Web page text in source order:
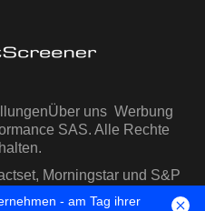
Über uns Werbung
SAS. Alle Rechte
Morningstar und S&P
gestellt
- am Tag ihrer